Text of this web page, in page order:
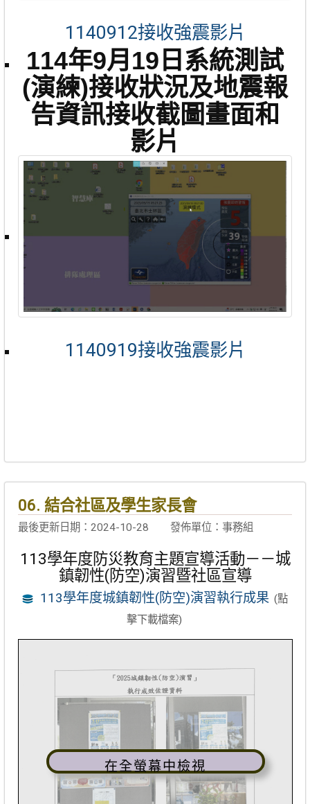
1140912接收強震影片
114年9月19日系統測試
(演練)接收狀況及地震報
告資訊接收截圖畫面和
影片
1140919接收強震影片
06. 結合社區及學生家長會
最後更新日期：2024-10-28 發佈單位：事務組
113學年度防災教育主題宣導活動－－城
鎮韌性(防空)演習暨社區宣導
113學年度城鎮韌性(防空)演習執行成果 (點
擊下載檔案)
在全螢幕中檢視